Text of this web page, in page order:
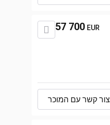
57 700 EUR
צור קשר עם המוכר